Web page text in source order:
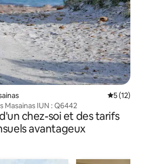
5 (12)
Masainas IUN : Q6442
chez-soi et des tarifs
avantageux